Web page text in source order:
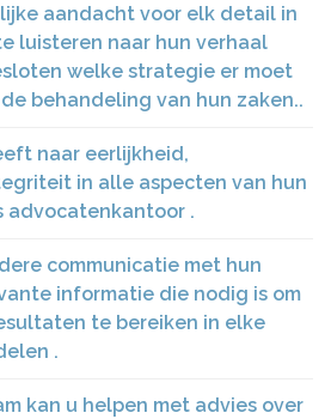
aandacht voor elk detail in
luisteren naar hun verhaal
welke strategie er moet
behandeling van hun zaken..
naar eerlijkheid,
in alle aspecten van hun
advocatenkantoor .
communicatie met hun
informatie die nodig is om
te bereiken in elke
.
kan u helpen met advies over